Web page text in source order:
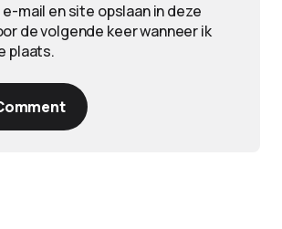
e-mail en site opslaan in deze
de volgende keer wanneer ik
plaats.